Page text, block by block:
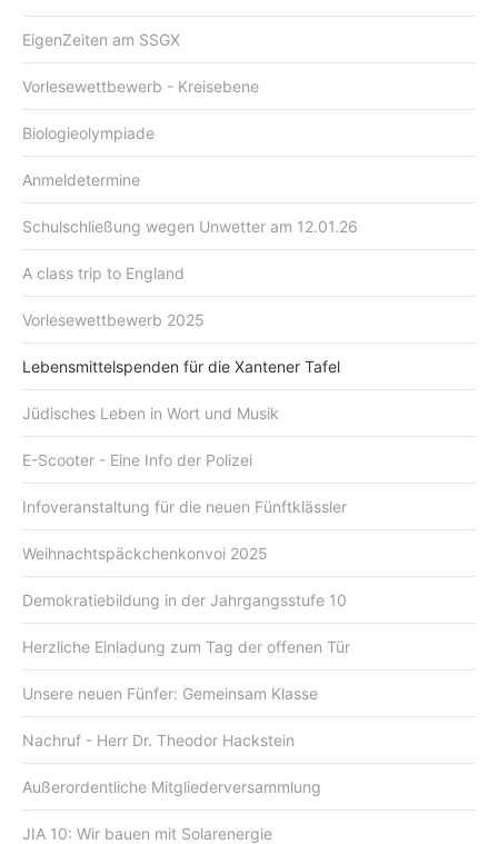
EigenZeiten am SSGX
Vorlesewettbewerb - Kreisebene
Biologieolympiade
Anmeldetermine
Schulschließung wegen Unwetter am 12.01.26
A class trip to England
Vorlesewettbewerb 2025
Lebensmittelspenden für die Xantener Tafel
Jüdisches Leben in Wort und Musik
E-Scooter - Eine Info der Polizei
Infoveranstaltung für die neuen Fünftklässler
Weihnachtspäckchenkonvoi 2025
Demokratiebildung in der Jahrgangsstufe 10
Herzliche Einladung zum Tag der offenen Tür
Unsere neuen Fünfer: Gemeinsam Klasse
Nachruf - Herr Dr. Theodor Hackstein
Außerordentliche Mitgliederversammlung
JIA 10: Wir bauen mit Solarenergie